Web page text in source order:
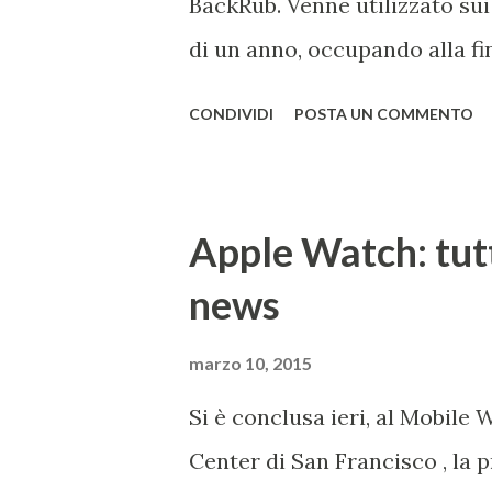
di un anno, occupando alla
termine rispecchia, spiega
quantità apparentemente
del primo Google è qui . 2)
CONDIVIDI POSTA UN COMMENTO
Apple Watch:
news
marzo 10, 2015
Si è conclusa ieri, al Mobile
Center di San Francisco , la